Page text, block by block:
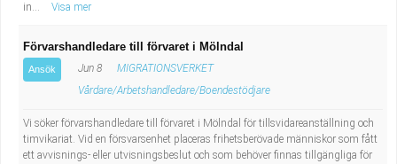
in...
Visa mer
Förvarshandledare till förvaret i Mölndal
Ansök Jun 8
MIGRATIONSVERKET
Vårdare/Arbetshandledare/Boendestödjare
Vi söker förvarshandledare till förvaret i Mölndal för tillsvidareanställning och
timvikariat. Vid en försvarsenhet placeras frihetsberövade människor som fått
ett avvisnings- eller utvisningsbeslut och som behöver finnas tillgängliga för